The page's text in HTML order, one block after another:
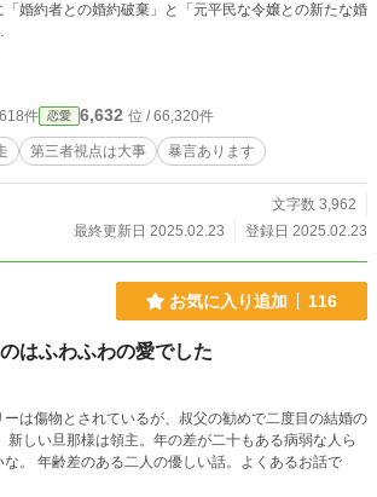
婚約者との婚約破棄」と「元平民な令嬢との新たな婚
件 恋愛 6,632 位 / 66,320件
第三者視点は大事 暴言あります
文字数 3,962
最終更新日 2025.02.23
登録日 2025.02.23
お気に入り追加 116
はふわふわの愛でした
は傷物とされているが、叔父の勧めで二度目の結婚の
新しい旦那様は領主。年の差が二十もある病弱な人ら
な。 年齢差のある二人の優しい話。よくあるお話で